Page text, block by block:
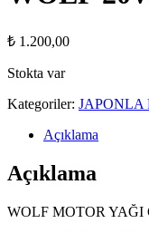
₺ 1.200,00
Stokta var
Kategoriler: JAPONLA
Açıklama
Açıklama
WOLF MOTOR YAĞI